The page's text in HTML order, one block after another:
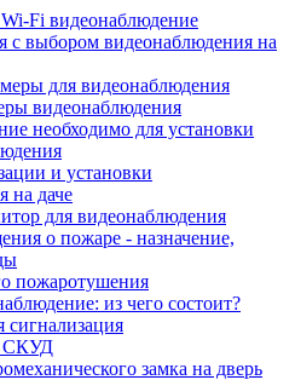
Fi видеонаблюдение
с выбором видеонаблюдения на
для видеонаблюдения
видеонаблюдения
необходимо для установки
и установки
на даче
для видеонаблюдения
о пожаре - назначение,
пожаротушения
из чего состоит?
сигнализация
СКУД
замка на дверь